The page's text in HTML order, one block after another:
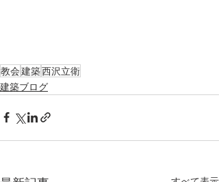
教会建築西沢立衛
建築ブログ